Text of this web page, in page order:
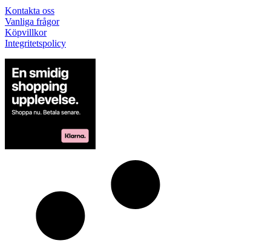
Kontakta oss
Vanliga frågor
Köpvillkor
Integritetspolicy